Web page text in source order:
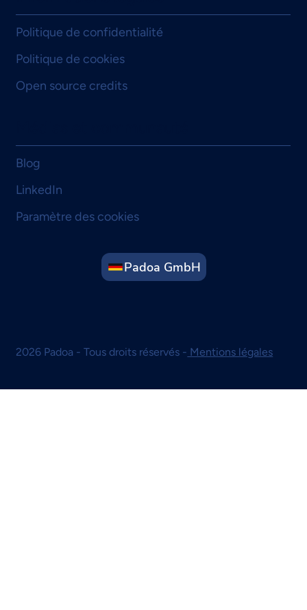
Politique de confidentialité
Politique de cookies
Open source credits
Blog
LinkedIn
Paramètre des cookies
2026 Padoa - Tous droits réservés - Mentions légales
Padoa GmbH